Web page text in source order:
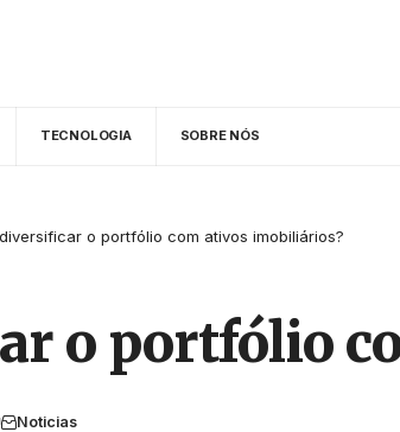
TECNOLOGIA SOBRE NÓS
o portfólio com ativos imobiliários?
o portfólio
Noticias